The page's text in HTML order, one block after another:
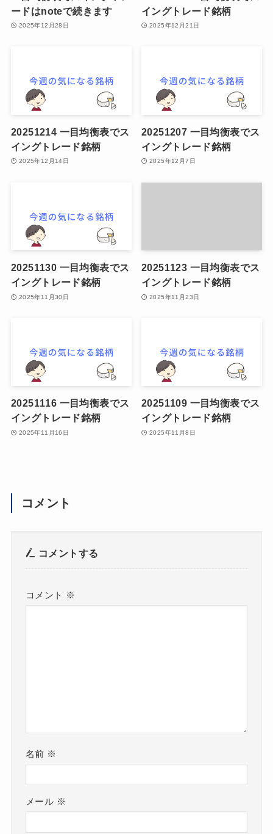
ードはnoteで続きます
2025年12月28日
イングトレード銘柄
2025年12月21日
20251214 一目均衡表でス
イングトレード銘柄
2025年12月14日
20251207 一目均衡表でス
イングトレード銘柄
2025年12月7日
20251130 一目均衡表でス
イングトレード銘柄
2025年11月30日
20251123 一目均衡表でス
イングトレード銘柄
2025年11月23日
20251116 一目均衡表でス
イングトレード銘柄
2025年11月16日
20251109 一目均衡表でス
イングトレード銘柄
2025年11月8日
コメント
コメントする
コメント ※
名前 ※
メール ※